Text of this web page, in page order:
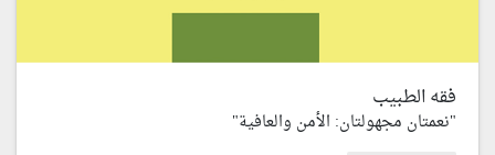
فقه الطبيب
"نعمتان مجهولتان: الأمن والعافية"